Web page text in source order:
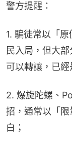
警方提醒：
1. 騙徒常以「
民入局，但大
可以轉讓，已經
2. 爆旋陀螺、
招，通常以「
白；